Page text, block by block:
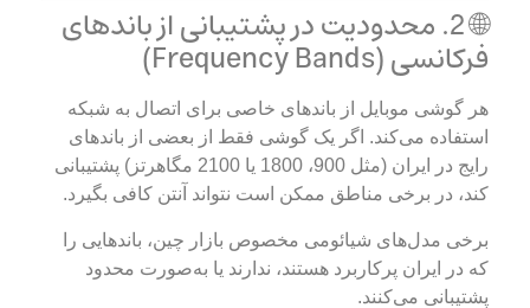
🌐 2. محدودیت در پشتیبانی از باندهای
فرکانسی (Frequency Bands)
هر گوشی موبایل از باندهای خاصی برای اتصال به شبکه
استفاده می‌کند. اگر یک گوشی فقط از بعضی از باندهای
رایج در ایران (مثل 900، 1800 یا 2100 مگاهرتز) پشتیبانی
کند، در برخی مناطق ممکن است نتواند آنتن کافی بگیرد.
برخی مدل‌های شیائومی مخصوص بازار چین، باندهایی را
که در ایران پرکاربرد هستند، ندارند یا به‌صورت محدود
پشتیبانی می‌کنند.